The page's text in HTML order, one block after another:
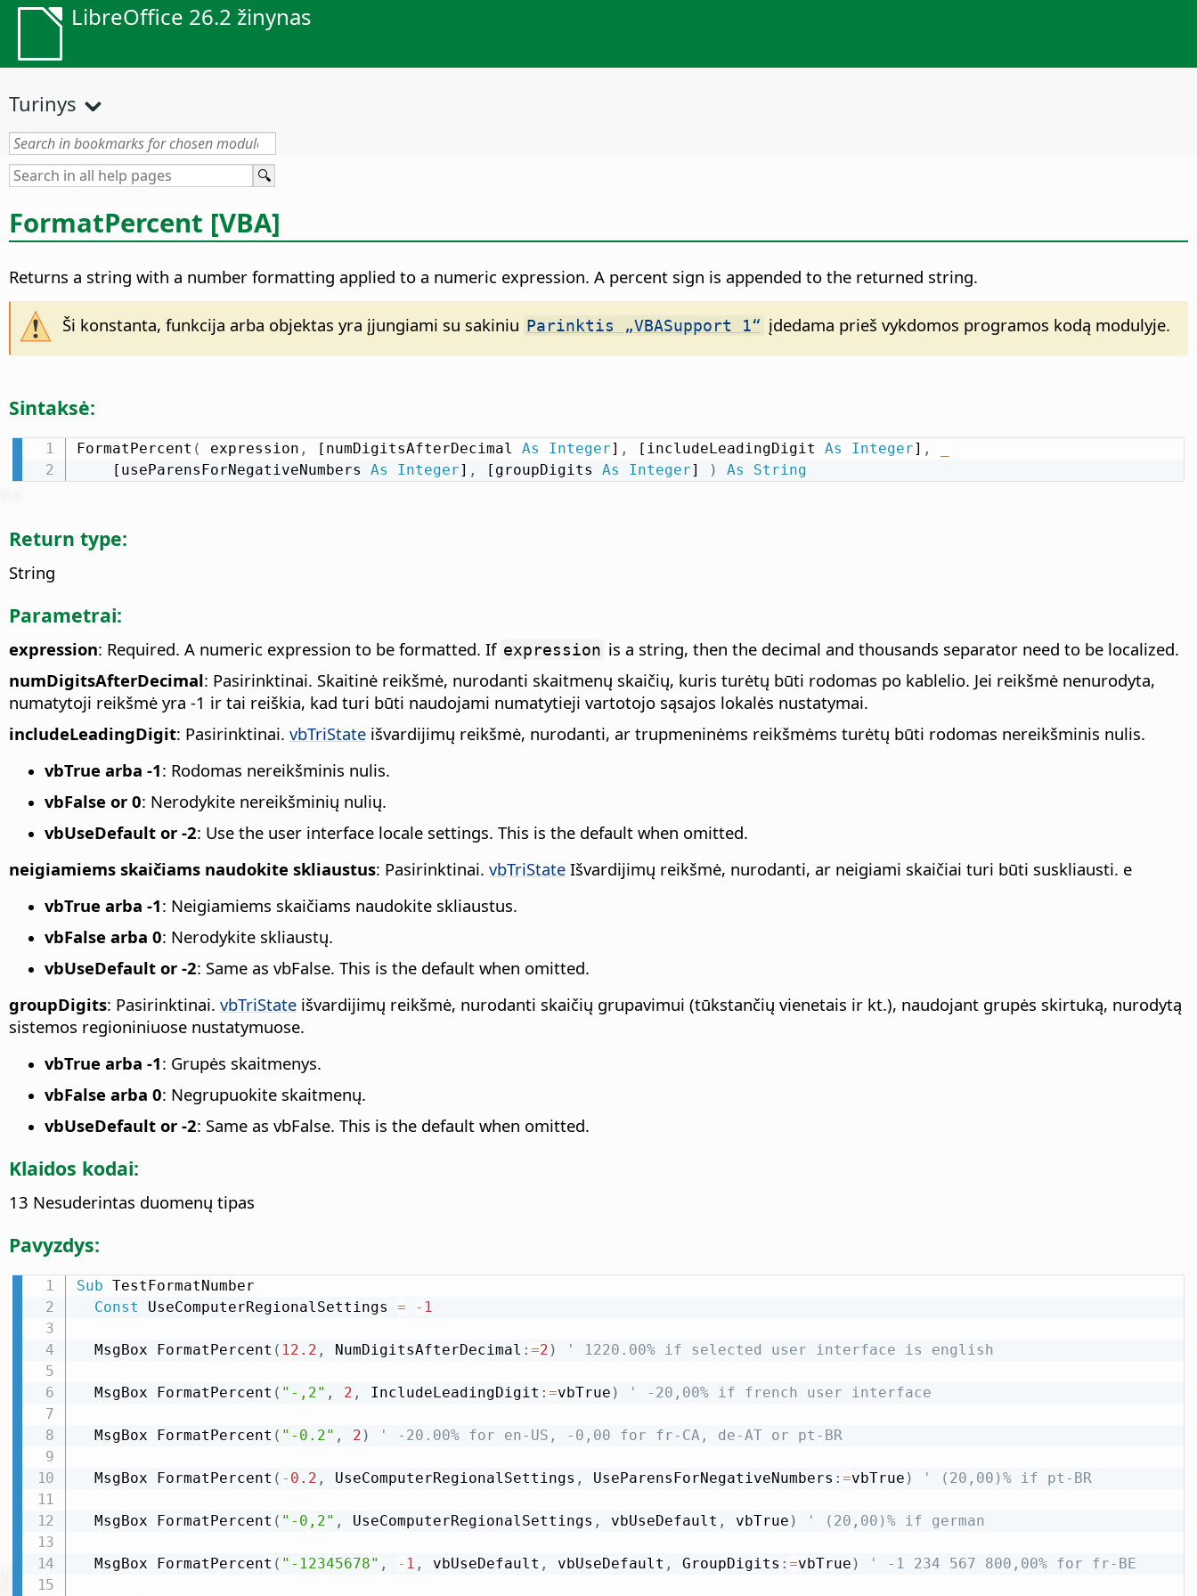
LibreOffice 26.2 žinynas
Turinys
FormatPercent [VBA]
Returns a string with a number formatting applied to a numeric expression. A percent sign is appended to the returned string.
Ši konstanta, funkcija arba objektas yra įjungiami su sakiniu Parinktis „VBASupport 1“ įdedama prieš vykdomos programos kodą modulyje.
Sintaksė:
FormatPercent ( expression , [numDigitsAfterDecimal As Integer] , [includeLeadingDigit As Integer] ,
    [useParensForNegativeNumbers
As Integer] , [groupDigits As Integer] ) As String
Return type:
String
Parametrai:
expression: Required. A numeric expression to be formatted. If expression is a string, then the decimal and thousands separator need to be localized.
numDigitsAfterDecimal: Pasirinktinai. Skaitinė reikšmė, nurodanti skaitmenų skaičių, kuris turėtų būti rodomas po kablelio. Jei reikšmė nenurodyta,
numatytoji reikšmė yra -1 ir tai reiškia, kad turi būti naudojami numatytieji vartotojo sąsajos lokalės nustatymai.
includeLeadingDigit: Pasirinktinai. vbTriState išvardijimų reikšmė, nurodanti, ar trupmeninėms reikšmėms turėtų būti rodomas nereikšminis nulis.
vbTrue arba -1: Rodomas nereikšminis nulis.
vbFalse or 0: Nerodykite nereikšminių nulių.
vbUseDefault or -2: Use the user interface locale settings. This is the default when omitted.
neigiamiems skaičiams naudokite skliaustus: Pasirinktinai. vbTriState Išvardijimų reikšmė, nurodanti, ar neigiami skaičiai turi būti suskliausti. e
vbTrue arba -1: Neigiamiems skaičiams naudokite skliaustus.
vbFalse arba 0: Nerodykite skliaustų.
vbUseDefault or -2: Same as vbFalse. This is the default when omitted.
groupDigits: Pasirinktinai. vbTriState išvardijimų reikšmė, nurodanti skaičių grupavimui (tūkstančių vienetais ir kt.), naudojant grupės skirtuką, nurodytą
sistemos regioniniuose nustatymuose.
vbTrue arba -1: Grupės skaitmenys.
vbFalse arba 0: Negrupuokite skaitmenų.
vbUseDefault or -2: Same as vbFalse. This is the default when omitted.
Klaidos kodai:
13 Nesuderintas duomenų tipas
Pavyzdys:
Sub TestFormatNumber
Const UseComputerRegionalSettings = - 1
  MsgBox FormatPercent
( 12.2 , NumDigitsAfterDecimal : =2 ) ' 1220.00% if selected user interface is english
  MsgBox FormatPercent
( "-,2" , 2 , IncludeLeadingDigit : =vbTrue ) ' -20,00% if french user interface
  MsgBox FormatPercent
( "-0.2" , 2 ) ' -20.00% for en-US, -0,00 for fr-CA, de-AT or pt-BR
  MsgBox FormatPercent
( - 0.2 , UseComputerRegionalSettings , UseParensForNegativeNumbers : =vbTrue ) ' (20,00)% if pt-BR
  MsgBox FormatPercent
( "-0,2" , UseComputerRegionalSettings , vbUseDefault , vbTrue ) ' (20,00)% if german
  MsgBox FormatPercent
( "-12345678" , - 1 , vbUseDefault , vbUseDefault , GroupDigits : =vbTrue ) ' -1 234 567 800,00% for fr-BE